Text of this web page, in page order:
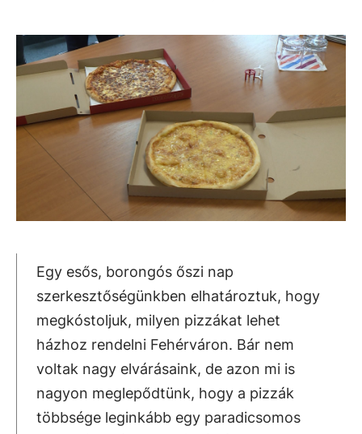
Egy esős, borongós őszi nap
szerkesztőségünkben elhatároztuk, hogy
megkóstoljuk, milyen pizzákat lehet
házhoz rendelni Fehérváron. Bár nem
voltak nagy elvárásaink, de azon mi is
nagyon meglepődtünk, hogy a pizzák
többsége leginkább egy paradicsomos